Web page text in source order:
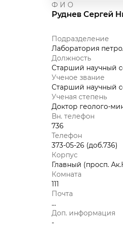
Ф И О
Руднев Сергей
Подразделение
Лаборатория
Должность
Старший научный
Ученое звание
Старший научный
Ученая степень
Доктор геолого-
Вн. телефон
736
Телефон
373-05-26 (доб.736)
Корпус
Главный (просп.
Комната
111
Почта
...
Доп. информация
-